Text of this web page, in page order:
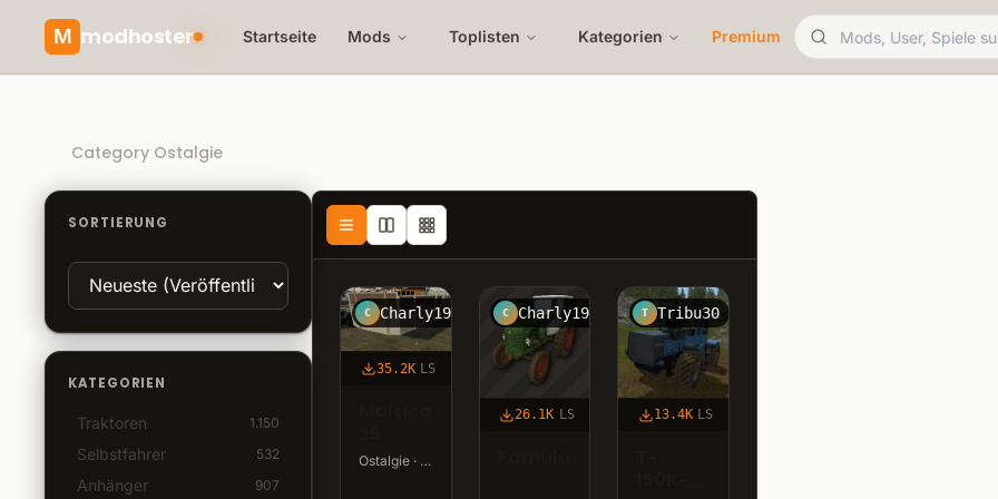
M modhoster Startseite Mods Toplisten Kategorien Premium
Category Ostalgie
SORTIERUNG
KATEGORIEN
Traktoren 1.150
Selbstfahrer 532
Anhänger 907
C Charly1999
35.2K LS
Ostalgie · v1 · 26,1 MB
C Charly1999
26.1K LS
T Tribu30
13.4K LS